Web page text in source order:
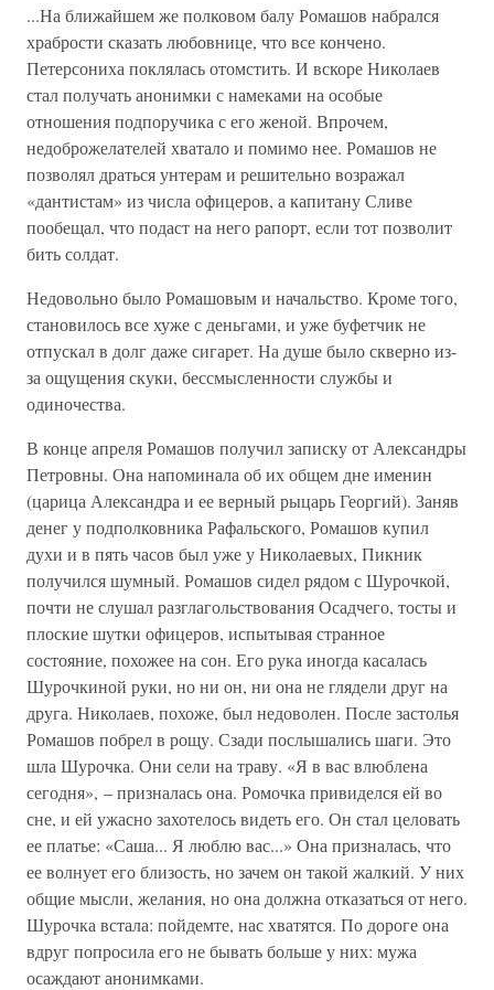
...На ближайшем же полковом балу Ромашов набрался
храбрости сказать любовнице, что все кончено.
Петерсониха поклялась ото­мстить. И вскоре Николаев
стал получать анонимки с намеками на особые
отношения подпоручика с его женой. Впрочем,
недоброжела­телей хватало и помимо нее. Ромашов не
позволял драться унтерам и решительно возражал
«дантистам» из числа офицеров, а капитану Сливе
пообещал, что подаст на него рапорт, если тот позволит
бить солдат.
Недовольно было Ромашовым и начальство. Кроме того,
станови­лось все хуже с деньгами, и уже буфетчик не
отпускал в долг даже си­гарет. На душе было скверно из-
за ощущения скуки, бессмыс­ленности службы и
одиночества.
В конце апреля Ромашов получил записку от Александры
Петров­ны. Она напоминала об их общем дне именин
(царица Александра и ее верный рыцарь Георгий). Заняв
денег у подполковника Рафальского, Ромашов купил
духи и в пять часов был уже у Николаевых, Пик­ник
получился шумный. Ромашов сидел рядом с Шурочкой,
почти не слушал разглагольствования Осадчего, тосты и
плоские шутки офице­ров, испытывая странное
состояние, похожее на сон. Его рука иногда касалась
Шурочкиной руки, но ни он, ни она не глядели друг на
друга. Николаев, похоже, был недоволен. После застолья
Ромашов по­брел в рощу. Сзади послышались шаги. Это
шла Шурочка. Они сели на траву. «Я в вас влюблена
сегодня», – призналась она. Ромочка привиделся ей во
сне, и ей ужасно захотелось видеть его. Он стал це­ловать
ее платье: «Саша... Я люблю вас...» Она призналась, что
ее вол­нует его близость, но зачем он такой жалкий. У них
общие мысли, желания, но она должна отказаться от него.
Шурочка встала: пойдем­те, нас хватятся. По дороге она
вдруг попросила его не бывать больше у них: мужа
осаждают анонимками.